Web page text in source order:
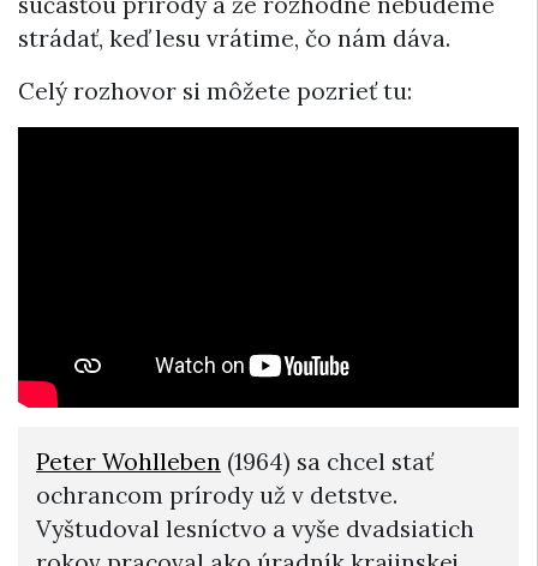
strádať, keď lesu vrátime, čo nám dáva.
Celý rozhovor si môžete pozrieť tu:
Peter Wohlleben (1964) sa chcel stať
ochrancom prírody už v detstve.
Vyštudoval lesníctvo a vyše dvadsiatich